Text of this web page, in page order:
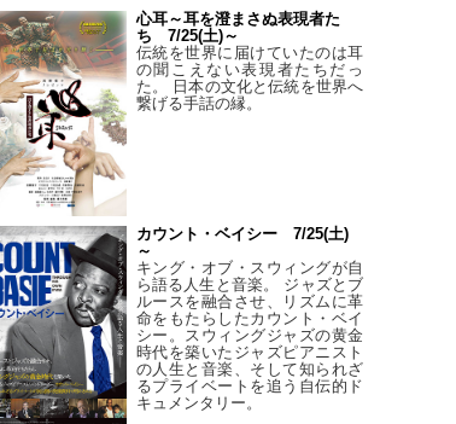
心耳～耳を澄まさぬ表現者た
ち 7/25(土)～
伝統を世界に届けていたのは耳
の聞こえない表現者たちだっ
た。 日本の文化と伝統を世界へ
繋げる手話の縁。
カウント・ベイシー 7/25(土)
～
キング・オブ・スウィングが自
ら語る人生と音楽。 ジャズとブ
ルースを融合させ、リズムに革
命をもたらしたカウント・ベイ
シー。スウィングジャズの黄金
時代を築いたジャズピアニスト
の人生と音楽、そして知られざ
るプライベートを追う自伝的ド
キュメンタリー。